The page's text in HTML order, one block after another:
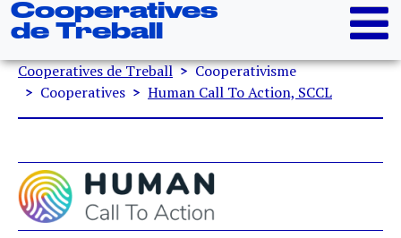
Cooperatives
de Treball
Fil d'ariadna
Cooperatives de Treball
Cooperativisme
Cooperatives
Human Call To Action, SCCL